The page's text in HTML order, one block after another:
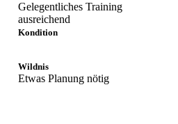
Gelegentliches Training
ausreichend
Kondition
Wildnis
Etwas Planung nötig